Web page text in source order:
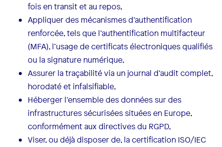
fois en transit et au repos,
Appliquer des mécanismes d’authentification
renforcée, tels que l’authentification multifacteur
(MFA), l’usage de certificats électroniques qualifiés
ou la signature numérique,
Assurer la traçabilité via un journal d’audit complet,
horodaté et infalsifiable,
Héberger l’ensemble des données sur des
infrastructures sécurisées situées en Europe,
conformément aux directives du RGPD,
Viser, ou déjà disposer de, la certification ISO/IEC